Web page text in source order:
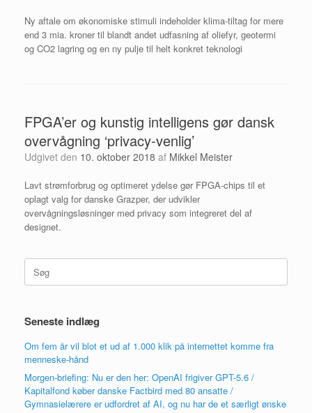
Ny aftale om økonomiske stimuli indeholder klima-tiltag for mere
end 3 mia. kroner til blandt andet udfasning af oliefyr, geotermi
og CO2 lagring og en ny pulje til helt konkret teknologi
FPGA’er og kunstig intelligens gør dansk
overvågning ‘privacy-venlig’
Udgivet den 10. oktober 2018 af Mikkel Meister
Lavt strømforbrug og optimeret ydelse gør FPGA-chips til et
oplagt valg for danske Grazper, der udvikler
overvågningsløsninger med privacy som integreret del af
designet.
Søg
efter:
Seneste indlæg
Om fem år vil blot et ud af 1.000 klik på internettet komme fra
menneske-hånd
Morgen-briefing: Nu er den her: OpenAI frigiver GPT-5.6 /
Kapitalfond køber danske Factbird med 80 ansatte /
Gymnasielærere er udfordret af AI, og nu har de et særligt ønske